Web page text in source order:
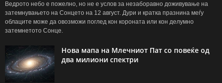
Ведрото небо е пожелно, но не е услов за незаборавно доживување на
затемнувањето на Сонцето на 12 август. Дури и кратка празнина меѓу
облаците може да овозможи поглед кон короната или кон делумно
затемнетото Сонце.
Нова мапа на Млечниот Пат со повеќе од
два милиони спектри